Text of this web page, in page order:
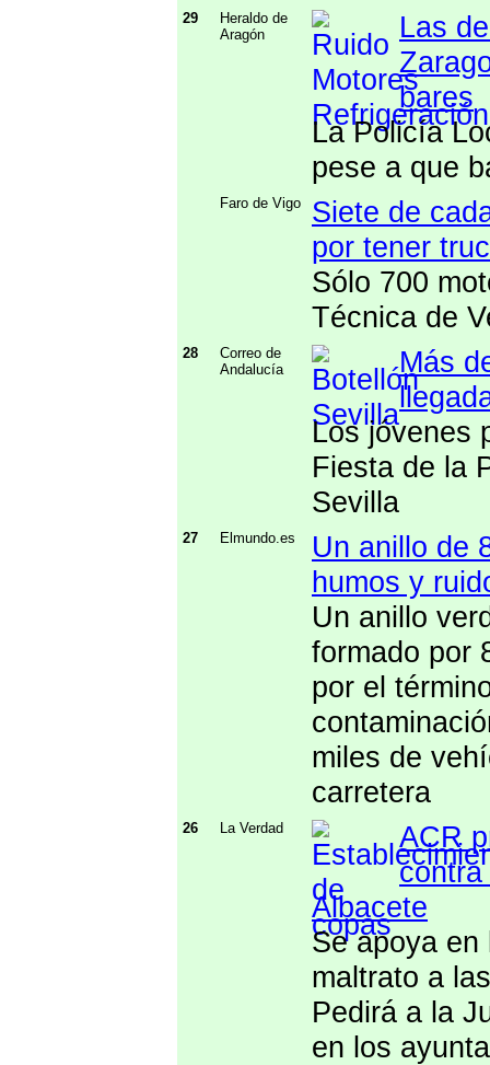
29
Heraldo de
Aragón
Las
bares
La Policía
pese a que
Faro de Vigo
Siete de
por tener
Sólo 700
Técnica de
28
Correo de
Andalucía
Más
Los jóvenes
Fiesta de la
Sevilla
27 Elmundo.es
Un anillo de
humos y
Un anillo
formado por
por el
miles de
carretera
26 La Verdad
ACR
Albacete
Se apoya en
maltrato a
Pedirá a la
en los